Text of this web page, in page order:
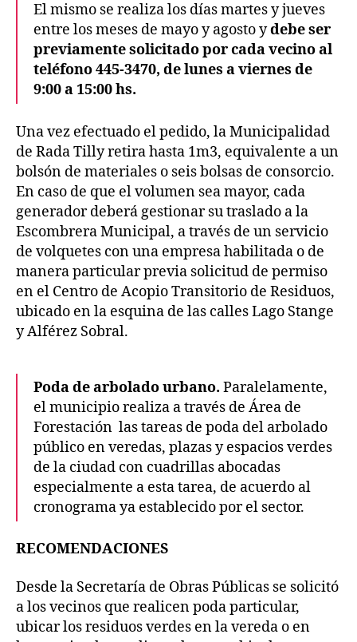
El mismo se realiza los días martes y jueves
entre los meses de mayo y agosto ydebe ser
previamente solicitado por cada vecino al
teléfono 445-3470, de lunes a viernes de
9:00 a 15:00 hs.
Una vez efectuado el pedido, la Municipalidad
de Rada Tilly retira hasta 1m3, equivalente a un
bolsón de materiales o seis bolsas de consorcio.
En caso de que el volumen sea mayor, cada
generador deberá gestionar su traslado a la
Escombrera Municipal, a través de un servicio
de volquetes con una empresa habilitada o de
manera particular previa solicitud de permiso
en el Centro de Acopio Transitorio de Residuos,
ubicado en la esquina de las calles Lago Stange
y Alférez Sobral.
Poda de arbolado urbano. Paralelamente,
el municipio realiza a través de Área de
Forestación las tareas de poda del arbolado
público en veredas, plazas y espacios verdes
de la ciudad con cuadrillas abocadas
especialmente a esta tarea, de acuerdo al
cronograma ya establecido por el sector.
RECOMENDACIONES
Desde la Secretaría de Obras Públicas se solicitó
a los vecinos que realicen poda particular,
ubicar los residuos verdes en la vereda o en